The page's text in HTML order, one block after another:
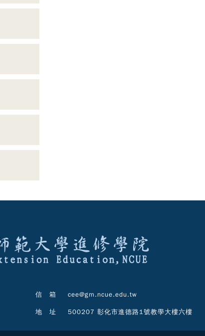
信 箱 cee@gm.ncue.edu.tw
地 址 500207 彰化市進德路1號教學大樓六樓